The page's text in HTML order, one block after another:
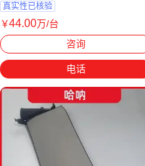
真实性已核验
￥44.00万/台
咨询
电话